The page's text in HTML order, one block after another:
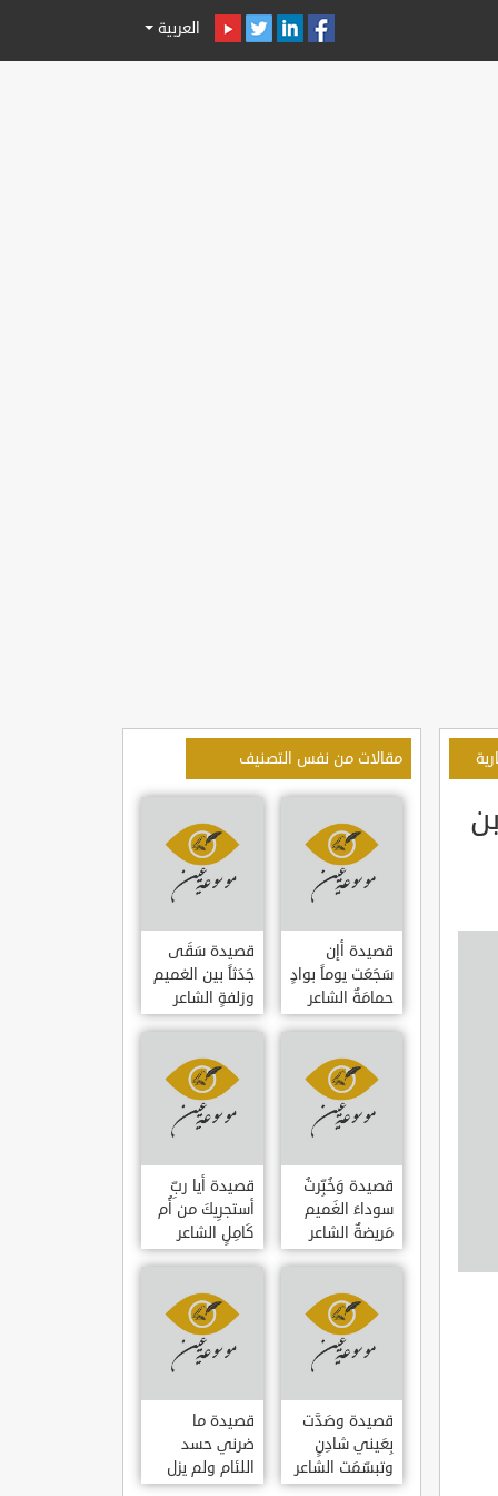
العربية
مقالات من نفس التصنيف
قصيدة أإن
سَجَعَت يوماً بوادٍ
حمامَةٌ الشاعر
العوام بن عقبة
قصيدة سَقَى
جَدَثاً بين الغميم
وزلفةٍ الشاعر
العوام بن عقبة
قصيدة وَخُبِّرتُ
سوداءَ الغَميم
مَريضةٌ الشاعر
العوام بن عقبة
قصيدة أيا ربِّ
أستجرِيكَ من أُم
كَامِلٍ الشاعر
العوام بن عقبة
قصيدة وصَدَّت
بِعَيني شادِنٍ
وتبسّمَت الشاعر
العوام بن عقبة
قصيدة ما
ضرني حسد
اللئام ولم يزل
الشاعر عمارة بن